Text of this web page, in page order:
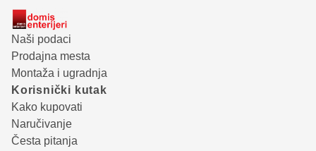
Naši podaci
Prodajna mesta
Montaža i ugradnja
Korisnički kutak
Kako kupovati
Naručivanje
Česta pitanja